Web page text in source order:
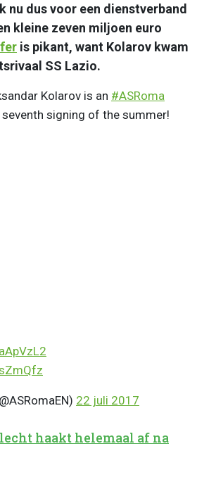
nu dus voor een dienstverband
kleine zeven miljoen euro
is pikant, want Kolarov kwam
SS Lazio.
Kolarov is an #ASRoma
signing of the summer!
22 juli 2017
haakt helemaal af na